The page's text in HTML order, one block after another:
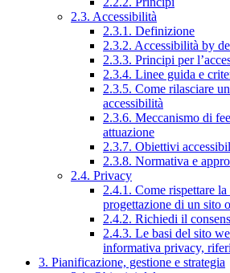
2.3. Accessibilità
2.3.1. Definizione
2.3.2. Accessibilità by
2.3.3. Principi per
2.3.4. Linee guida e
2.3.5. Come rilasciare
accessibilità
2.3.6. Meccanismo di
attuazione
2.3.7. Obiettivi
2.3.8. Normativa e
2.4. Privacy
2.4.1. Come rispettare
progettazione di un sito
2.4.2. Richiedi il
2.4.3. Le basi del sito
informativa privacy,
3. Pianificazione, gestione e strategia